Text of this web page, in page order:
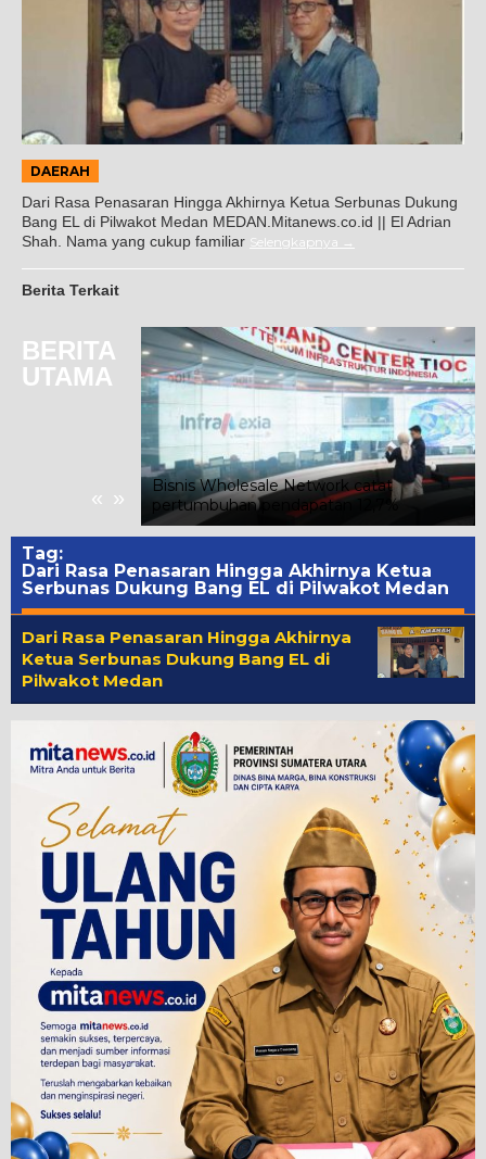
DAERAH
Dari Rasa Penasaran Hingga Akhirnya Ketua Serbunas Dukung
Bang EL di Pilwakot Medan MEDAN.Mitanews.co.id || El Adrian
Shah. Nama yang cukup familiar Selengkapnya
Berita Terkait
BERITA
UTAMA
« »
Bisnis Wholesale Network catat
pertumbuhan pendapatan 12,7%
Tag:
Dari Rasa Penasaran Hingga Akhirnya Ketua
Serbunas Dukung Bang EL di Pilwakot Medan
Dari Rasa Penasaran Hingga Akhirnya
Ketua Serbunas Dukung Bang EL di
Pilwakot Medan